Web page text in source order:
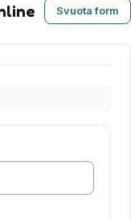
Svuota form